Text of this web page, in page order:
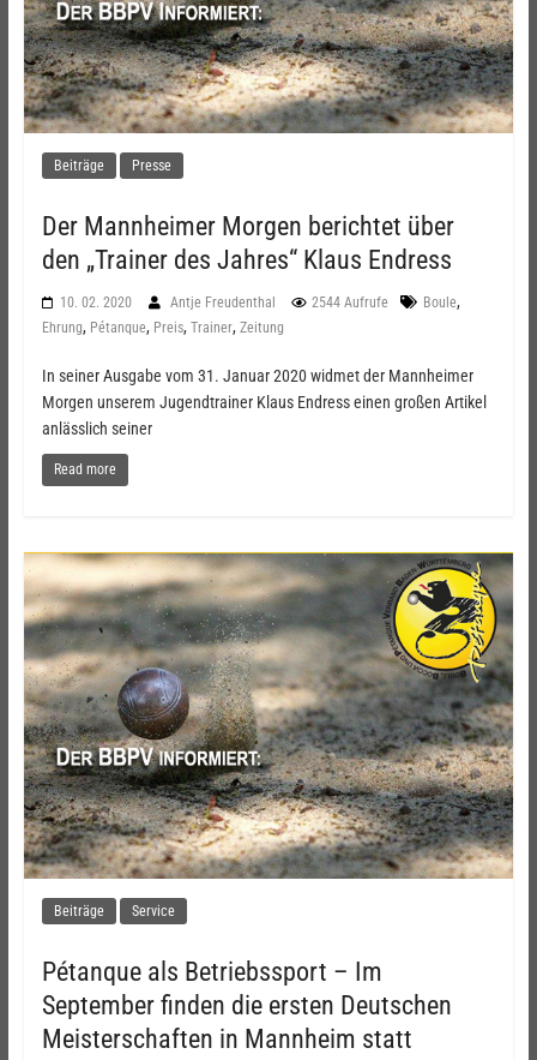
Beiträge Presse
Der Mannheimer Morgen berichtet über
den „Trainer des Jahres“ Klaus Endress
10. 02. 2020 Antje Freudenthal 2544 Aufrufe Boule,
Ehrung, Pétanque, Preis, Trainer, Zeitung
In seiner Ausgabe vom 31. Januar 2020 widmet der Mannheimer
Morgen unserem Jugendtrainer Klaus Endress einen großen Artikel
anlässlich seiner
Read more
Beiträge Service
Pétanque als Betriebssport – Im
September finden die ersten Deutschen
Meisterschaften in Mannheim statt